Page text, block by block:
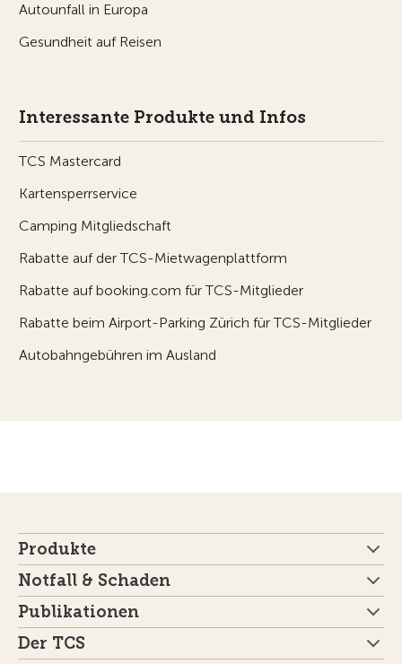
Autounfall in Europa
Gesundheit auf Reisen
Interessante Produkte und Infos
TCS Mastercard
Kartensperrservice
Camping Mitgliedschaft
Rabatte auf der TCS-Mietwagenplattform
Rabatte auf booking.com für TCS-Mitglieder
Rabatte beim Airport-Parking Zürich für TCS-Mitglieder
Autobahngebühren im Ausland
Produkte
Notfall & Schaden
Publikationen
Der TCS